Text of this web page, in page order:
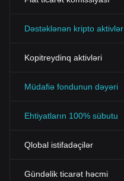
Dəstəklənən kripto aktivlər
Kopitreydinq aktivləri
Müdafiə fondunun dəyəri
Ehtiyatların 100% sübutu
Qlobal istifadəçilər
Gündəlik ticarət həcmi